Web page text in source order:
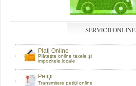
SERVICII ONLINE
Plaţi Online
Plăteşte online taxele şi
impozitele locale
Petiţii
Transmitere petiţii online